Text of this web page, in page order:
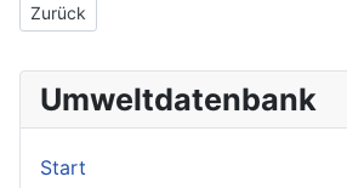
Vorheriger Beitrag: ZERO Emission
Zurück
Umweltdatenbank
Start